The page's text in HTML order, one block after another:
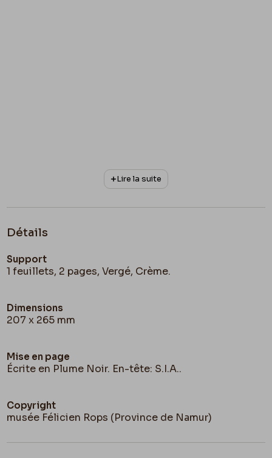
Lire la suite
Détails
Support
1 feuillets, 2 pages, Vergé, Crème.
Dimensions
207 x 265 mm
Mise en page
Écrite en Plume Noir. En-tête: S.I.A..
Copyright
musée Félicien Rops (Province de Namur)